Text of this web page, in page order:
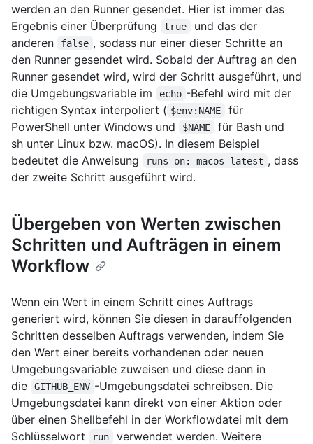
werden an den Runner gesendet. Hier ist immer das
Ergebnis einer Überprüfung
true
und das der
anderen
false , sodass nur einer dieser Schritte an
den Runner gesendet wird. Sobald der Auftrag an den
Runner gesendet wird, wird der Schritt ausgeführt, und
die Umgebungsvariable im
echo -Befehl wird mit der
richtigen Syntax interpoliert ( $env:NAME
für
PowerShell unter Windows und
$NAME
für Bash und
sh unter Linux bzw. macOS). In diesem Beispiel
bedeutet die Anweisung
runs-on: macos-latest , dass
der zweite Schritt ausgeführt wird.
Übergeben von Werten zwischen
Schritten und Aufträgen in einem
Workflow
Wenn ein Wert in einem Schritt eines Auftrags
generiert wird, können Sie diesen in darauffolgenden
Schritten desselben Auftrags verwenden, indem Sie
den Wert einer bereits vorhandenen oder neuen
Umgebungsvariable zuweisen und diese dann in
die
GITHUB_ENV -Umgebungsdatei schreibsen. Die
Umgebungsdatei kann direkt von einer Aktion oder
über einen Shellbefehl in der Workflowdatei mit dem
Schlüsselwort
run
verwendet werden. Weitere